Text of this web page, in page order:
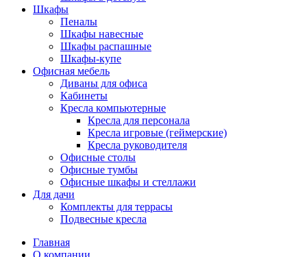
Шкафы
Пеналы
Шкафы навесные
Шкафы распашные
Шкафы-купе
Офисная мебель
Диваны для офиса
Кабинеты
Кресла компьютерные
Кресла для персонала
Кресла игровые (геймерские)
Кресла руководителя
Офисные столы
Офисные тумбы
Офисные шкафы и стеллажи
Для дачи
Комплекты для террасы
Подвесные кресла
Главная
О компании